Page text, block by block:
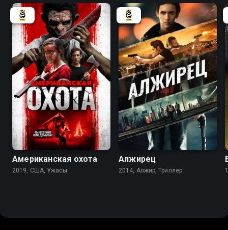
4.2
Американская охота
2019, США, Ужасы
5.6
Алжирец
2014, Алжир, Триллер